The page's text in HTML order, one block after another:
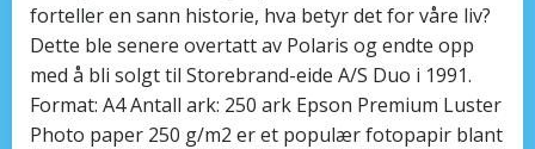
forteller en sann historie, hva betyr det for våre liv?
Dette ble senere overtatt av Polaris og endte opp
med å bli solgt til Storebrand-eide A/S Duo i 1991.
Format: A4 Antall ark: 250 ark Epson Premium Luster
Photo paper 250 g/m2 er et populær fotopapir blant